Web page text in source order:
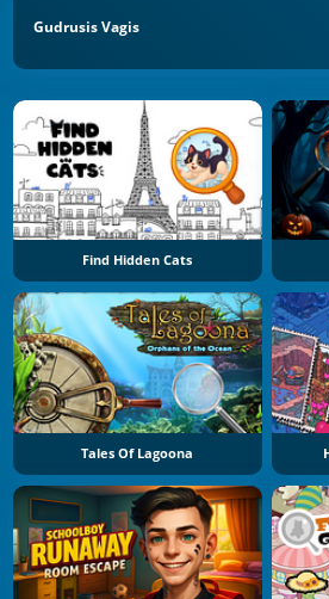
Gudrusis Vagis
Find Hidden Cats
Tales Of Lagoona